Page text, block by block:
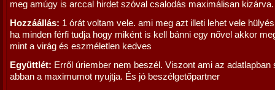
meg amúgy is arccal hirdet szóval csalodás maximálisan kizárva.
Hozzáállás: 1 órát voltam vele. ami meg azt illeti lehet vele
ha minden férfi tudja hogy miként is kell bánni egy nővel akkor
mint a virág és eszméletlen kedves
Együttlét: Erről úriember nem beszél. Viszont ami az adatlapban
abban a maximumot nyujtja. És jó beszélgetőpartner